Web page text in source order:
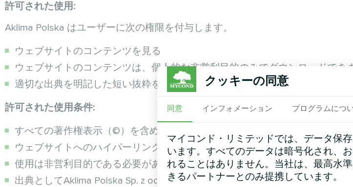
許可された使用:
Aklima Polska はユーザーに次の権限を付与します。
ウェブサイトのコンテンツを見る
ウェブサイトのコンテンツは、個人的な非営利目的のみでダウンロードでき
適切な出典を明記した短い抜粋を引用する
許可された使用条件:
すべての著作権表示（©）を含め、コンテンツは変更しないでください。
ウェブサイトへのハイパーリンク（ソースリンク）は保持する必要がありま
使用は非営利目的である必要があります
出典としてAklima Polska Sp. z ooを明記する必要があります
クッキーの同意
同意 インフォメーション プログラムにつ
マイコンド・リミテッドでは、データ保
います。すべてのデータは暗号化され、
れることはありません。当社は、最高水
きるパートナーとのみ提携しています。